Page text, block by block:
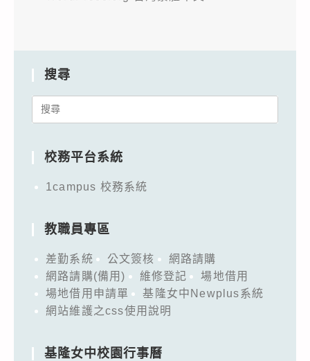
搜尋
Search
校務平台系統
1campus 校務系統
教職員專區
差勤系統 公文簽核
網路請購
網路請購(備用)
維修登記
場地借用
場地借用申請單
基隆女中Newplus系統
網站維護之css使用說明
基隆女中校園行事曆